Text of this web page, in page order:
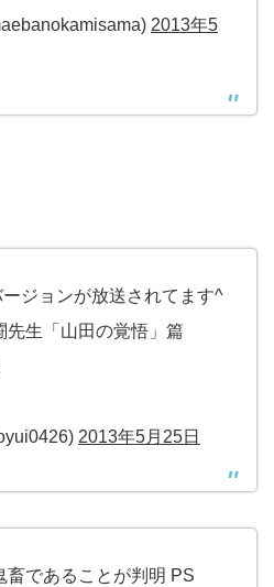
2013年5
ジョンが放送されてます^
生「山田の覚悟」篇
2013年5月25日
畜であることが判明 PS